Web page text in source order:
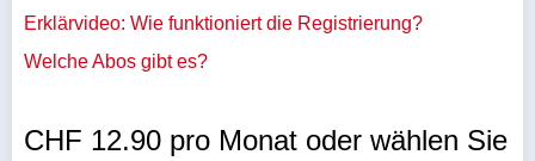
Erklärvideo: Wie funktioniert die Registrierung?
Welche Abos gibt es?
CHF 12.90 pro Monat oder wählen Sie